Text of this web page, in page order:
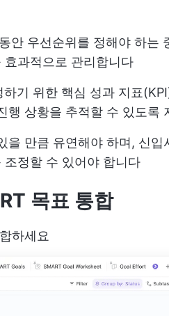
안 우선순위를 정해야 하는
과적으로 관리합니다
기 위한 핵심 성과 지표
행 상황을 추적할 수 있도록
을 만큼 유연해야 하며, 신입
정할 수 있어야 합니다
목표 통합
하세요